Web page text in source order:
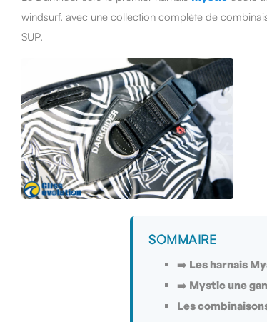
windsurf, avec une collection complète de
SUP.
SOMMAIRE
➡️ Les harnais
➡️ Mystic une
Les